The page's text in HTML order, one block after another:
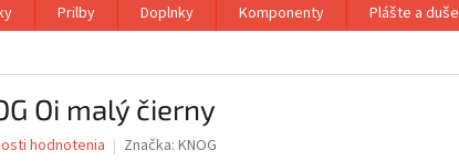
Prilby Doplnky Komponenty Plášte a duše
Oi malý čierny
hodnotenia Značka: KNOG